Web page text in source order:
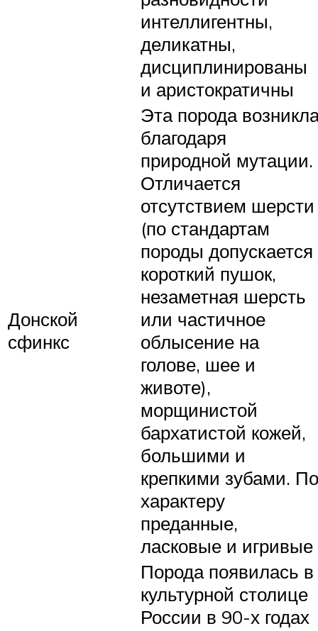
интеллигентны,
деликатны,
дисциплинированы
и аристократичны
Донской
сфинкс
Эта порода
благодаря
природной мутации.
Отличается
отсутствием шерсти
(по стандартам
породы допускается
короткий пушок,
незаметная шерсть
или частичное
облысение на
голове, шее и
животе),
морщинистой
бархатистой кожей,
большими и
крепкими зубами. По
характеру
преданные,
ласковые и игривые
Порода появилась в
культурной столице
России в 90-х годах